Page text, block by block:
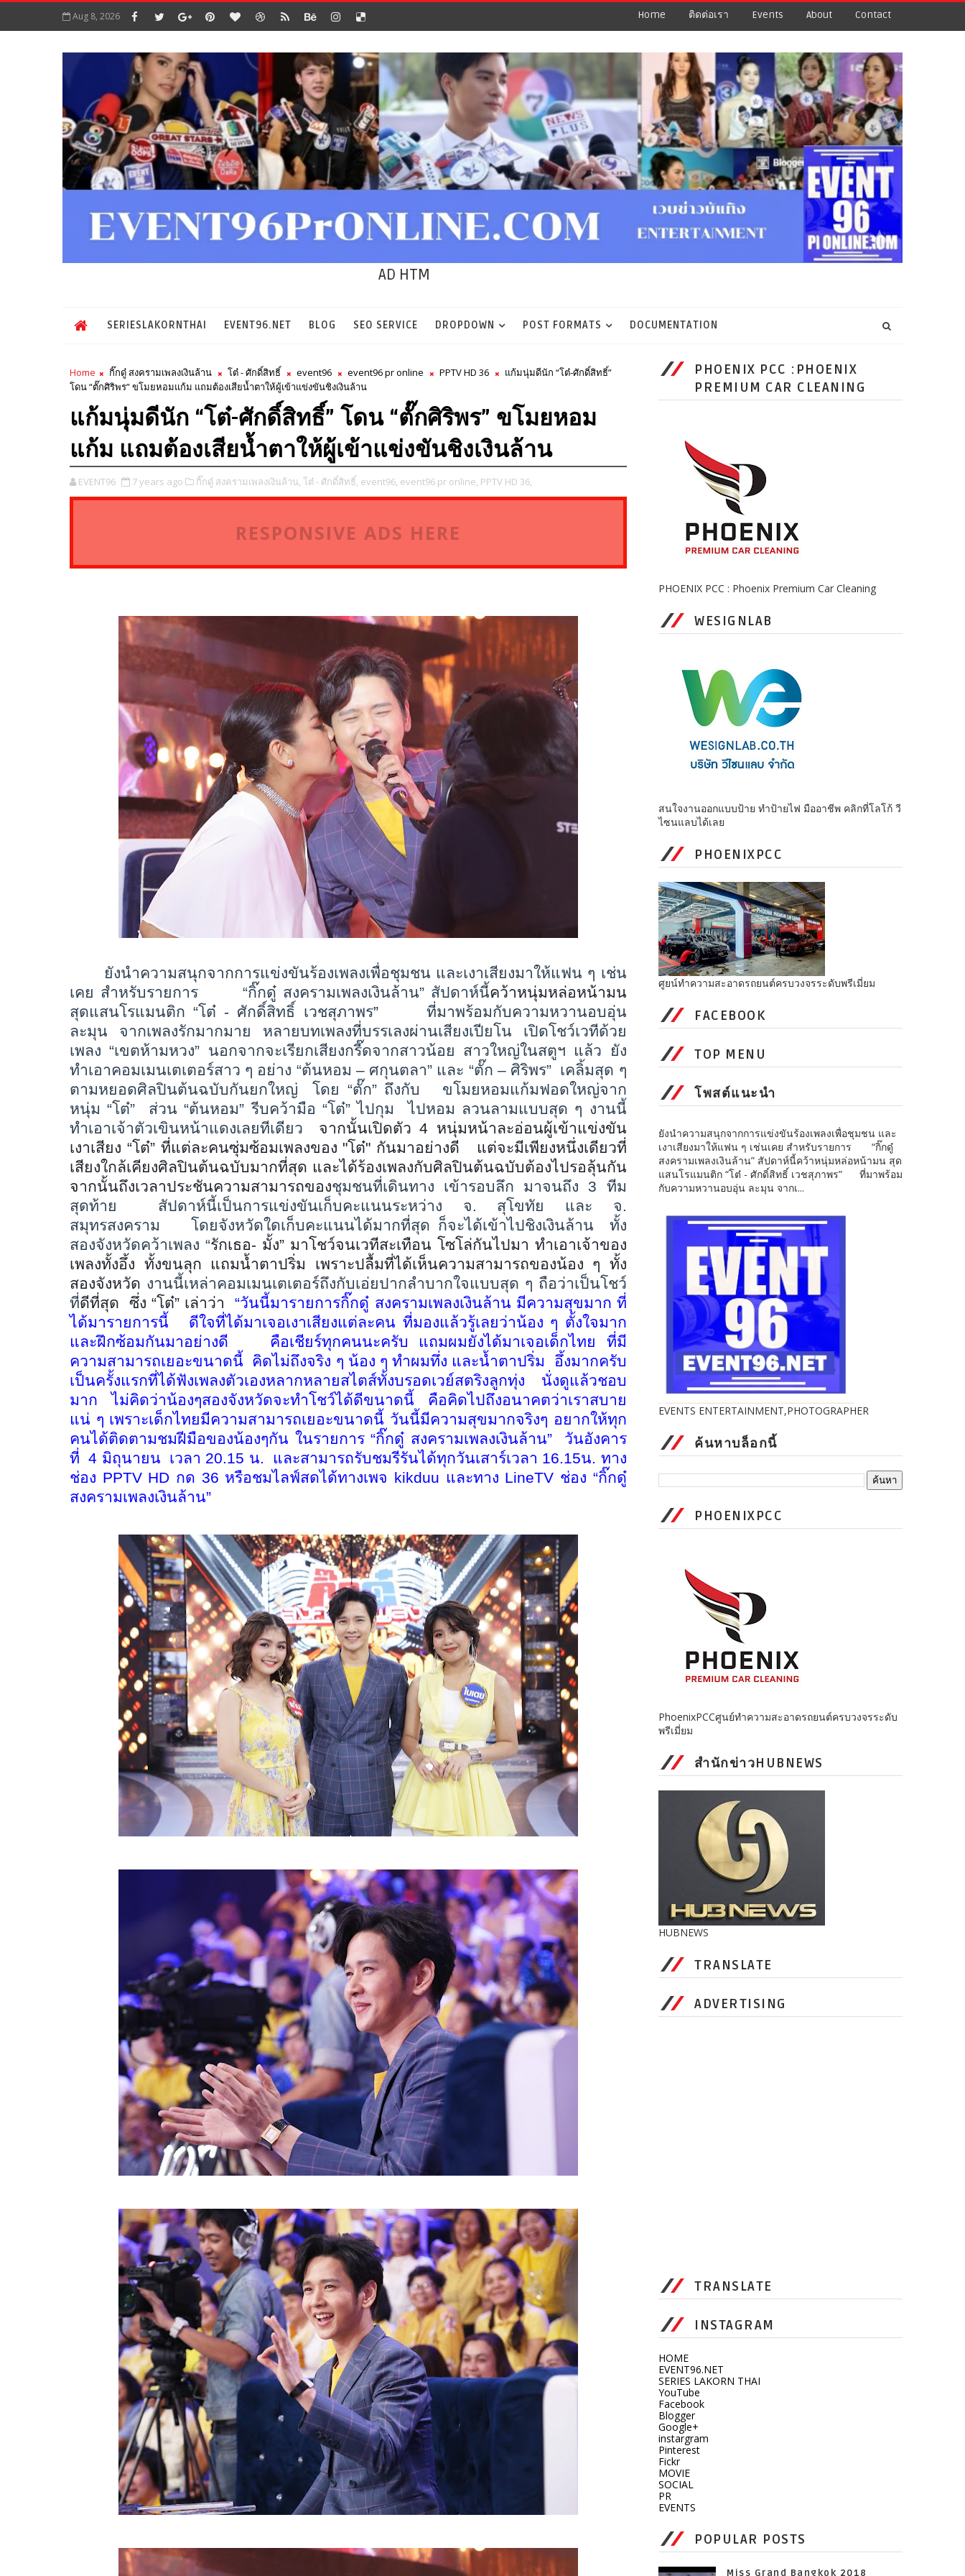
Aug 8, 2026 Home ติดต่อเรา Events About Contact
AD HTM
SERIESLAKORNTHAI EVENT96.NET BLOG SEO SERVICE DROPDOWN POST FORMATS DOCUMENTATION
Home กิ๊กดู๋ สงครามเพลงเงินล้าน โต๋ - ศักดิ์สิทธิ์ event96 event96 pr online PPTV HD 36
แก้มนุ่มดีนัก “โต๋-ศักดิ์สิทธิ์”
โดน “ตั๊กศิริพร” ขโมยหอมแก้ม แถมต้องเสียน้ำตาให้ผู้เข้าแข่งขันชิงเงินล้าน
แก้มนุ่มดีนัก “โต๋-ศักดิ์สิทธิ์” โดน “ตั๊กศิริพร” ขโมยหอม
แก้ม แถมต้องเสียน้ำตาให้ผู้เข้าแข่งขันชิงเงินล้าน
EVENT96 7 years ago กิ๊กดู๋ สงครามเพลงเงินล้าน, โต๋ - ศักดิ์สิทธิ์, event96, event96 pr online, PPTV HD 36,
RESPONSIVE ADS HERE
ยังนำความสนุกจากการแข่งขันร้องเพลงเพื่อชุมชน และเงาเสียงมาให้แฟน ๆ เช่น
เคย สำหรับรายการ
“กิ๊กดู๋ สงครามเพลงเงินล้าน” สัปดาห์นี้คว้าหนุ่มหล่อหน้ามน
สุดแสนโรแมนติก“โต๋ - ศักดิ์สิทธิ์ เวชสุภาพร”
ที่มาพร้อมกับความหวานอบอุ่น
ละมุน จากเพลงรักมากมาย หลายบทเพลงที่บรรเลงผ่านเสียงเปียโน เปิดโชว์เวทีด้วย
เพลง “เขตห้ามหวง” นอกจากจะเรียกเสียงกรี๊ดจากสาวน้อย สาวใหญ่ในสตูฯ แล้ว ยัง
ทำเอาคอมเมนเตเตอร์สาว ๆ อย่าง “ต้นหอม – ศกุนตลา” และ “ตั๊ก – ศิริพร” เคลิ้มสุด ๆ
ตามหยอดศิลปินต้นฉบับกันยกใหญ่
โดย “ตั๊ก”ถึงกับ
ขโมยหอมแก้มฟอดใหญ่จาก
หนุ่ม“โต๋” ส่วน“ต้นหอม”รีบคว้ามือ “โต๋”ไปกุม
ไปหอม ลวนลามแบบสุด ๆ งานนี้
ทำเอาเจ้าตัวเขินหน้าแดงเลยทีเดียว
จากนั้นเปิดตัว4 หนุ่มหน้าละอ่อนผู้เข้าแข่งขัน
เงาเสียง “โต๋”ที่แต่ละคนซุ่มซ้อมเพลงของ "โต๋" กันมาอย่างดี
แต่จะมีเพียงหนึ่งเดียวที่
เสียงใกล้เคียงศิลปินต้นฉบับมากที่สุด และได้ร้องเพลงกับศิลปินต้นฉบับต้องไปรอลุ้นกัน
จากนั้นถึงเวลาประชันความสามารถของชุมชนที่เดินทาง เข้ารอบลึก มาจนถึง 3 ทีม
สุดท้าย
สัปดาห์นี้เป็นการแข่งขันเก็บคะแนนระหว่าง จ. สุโขทัย และ จ.
สมุทรสงคราม
โดยจังหวัดใดเก็บคะแนนได้มากที่สุด ก็จะได้เข้าไปชิงเงินล้าน
ทั้ง
สองจังหวัดคว้าเพลง “รักเธอ- มั้ง” มาโชว์จนเวทีสะเทือน โซโล่กันไปมา ทำเอาเจ้าของ
เพลงทั้งอึ้ง ทั้งขนลุก แถมน้ำตาปริ่ม เพราะปลื้มที่ได้เห็นความสามารถของน้อง ๆ ทั้ง
สองจังหวัด งานนี้เหล่าคอมเมนเตเตอร์ถึงกับเอ่ยปากลำบากใจแบบสุด ๆ ถือว่าเป็นโชว์
ที่ดีที่สุด ซึ่ง“โต๋” เล่าว่า “วันนี้มารายการกิ๊กดู๋ สงครามเพลงเงินล้าน มีความสุขมาก ที่
ได้มารายการนี้
ดีใจที่ได้มาเจอเงาเสียงแต่ละคน ที่มองแล้วรู้เลยว่าน้อง ๆ ตั้งใจมาก
และฝึกซ้อมกันมาอย่างดี
คือเชียร์ทุกคนนะครับ แถมผมยังได้มาเจอเด็กไทย ที่มี
ความสามารถเยอะขนาดนี้ คิดไม่ถึงจริง ๆ น้อง ๆ ทำผมทึ่ง และน้ำตาปริ่ม
อึ้งมากครับ
เป็นครั้งแรกที่ได้ฟังเพลงตัวเองหลากหลายสไตส์ทั้งบรอดเวย์สตริงลูกทุ่ง นั่งดูแล้วชอบ
มาก ไม่คิดว่าน้องๆสองจังหวัดจะทำโชว์ได้ดีขนาดนี้ คือคิดไปถึงอนาคตว่าเราสบาย
แน่ ๆ เพราะเด็กไทยมีความสามารถเยอะขนาดนี้ วันนี้มีความสุขมากจริงๆ อยากให้ทุก
คนได้ติดตามชมฝีมือของน้องๆกัน ในรายการ“กิ๊กดู๋ สงครามเพลงเงินล้าน”
วันอังคาร
ที่ 4 มิถุนายน เวลา 20.15 น.
และสามารถรับชมรีรันได้ทุกวันเสาร์เวลา 16.15น. ทาง
ช่อง PPTV HD กด 36 หรือชมไลฟ์สดได้ทางเพจ kikduu และทาง LineTV ช่อง “กิ๊กดู๋
สงครามเพลงเงินล้าน”
PHOENIX PCC :PHOENIX
PREMIUM CAR CLEANING
PHOENIX PCC : Phoenix Premium Car Cleaning
WESIGNLAB
สนใจงานออกแบบป้าย ทำป้ายไฟ มืออาชีพ คลิกที่โลโก้ วี
ไซนแลบได้เลย
PHOENIXPCC
ศูยน์ทำความสะอาดรถยนต์ครบวงจรระดับพรีเมี่ยม
FACEBOOK
TOP MENU
โพสต์แนะนำ
ยังนำความสนุกจากการแข่งขันร้องเพลงเพื่อชุมชน และ
เงาเสียงมาให้แฟน ๆ เช่นเคย สำหรับรายการ “กิ๊กดู๋
สงครามเพลงเงินล้าน” สัปดาห์นี้คว้าหนุ่มหล่อหน้ามน สุด
แสนโรแมนติก “โต๋ - ศักดิ์สิทธิ์ เวชสุภาพร” ที่มาพร้อม
กับความหวานอบอุ่น ละมุน จากเ...
EVENTS ENTERTAINMENT,PHOTOGRAPHER
ค้นหาบล็อกนี้
PHOENIXPCC
PhoenixPCCศูนย์ทำความสะอาดรถยนต์ครบวงจรระดับ
พรีเมี่ยม
สำนักข่าวHUBNEWS
HUBNEWS
TRANSLATE
ADVERTISING
TRANSLATE
INSTAGRAM
HOME
EVENT96.NET
SERIES LAKORN THAI
YouTube
Facebook
Blogger
Google+
instargram
Pinterest
Fickr
MOVIE
SOCIAL
PR
EVENTS
POPULAR POSTS
Miss Grand Bangkok 2018